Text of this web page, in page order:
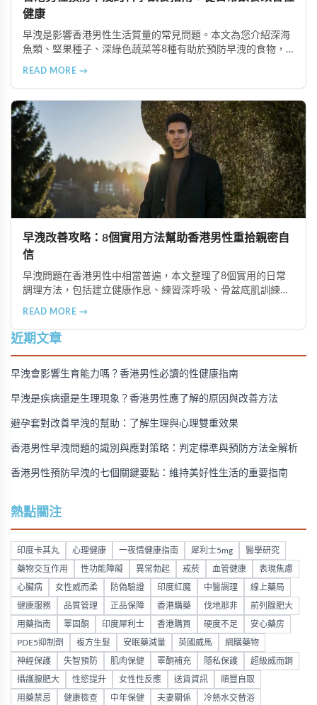
健康
早洩是影響香港男性生活質量的常見問題。本文為您介紹深海
魚類、堅果種子、深綠色蔬菜等8種有助於預防早洩的食物，
READ MORE →
早洩改善攻略：8個實用方法幫助香港男性重拾親密自
信
早洩問題在香港男性中相當普遍，本文整理了8個實用的日常
調理方法，包括建立健康作息、練習深呼吸、骨盆底肌訓練、
選擇建議。
READ MORE →
近期文章
早洩會影響生育能力嗎？香港男性必讀的性健康指南
早洩是疾病還是生理現象？香港男性應了解的原因與改善方法
避孕套對改善早洩的幫助：了解生理與心理雙重效果
香港男性早洩問題的識別與應對策略：判定標準與預防方法全解析
香港男性預防早洩的七個關鍵要點：維持美好性生活的重要指南
熱點關注
印度卡其丸 心理健康 一夜情健康指南 犀利士5mg 醫學研究
藥物交互作用 性功能障礙 異常勃起 戒菸 血管健康 表現焦慮
心臟病 女性威而柔 防偽驗證 印度紅魔 中醫調理 線上藥局
健康服務 品質管理 正品保障 香港購藥 伐地那非 前列腺肥大
用藥指南 睪固酮 印度犀利士 香港購買 硬度不足 安心藥房
PDE5抑制劑 複方生髮 安眠藥減量 英國威馬 網購藥物
神經保護 失智預防 肌肉保健 睪酮補充 隱私保護 超級威而鋼
攝護腺肥大 性慾提升 女性性反應 送貨資訊 順豐自取
用藥禁忌 健康檢查 中年保健 夫妻關係 冷熱水交替浴